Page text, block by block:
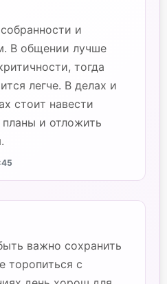
и
В общении лучше
тогда
легче. В делах и
стоит навести
и отложить
важно сохранить
торопиться с